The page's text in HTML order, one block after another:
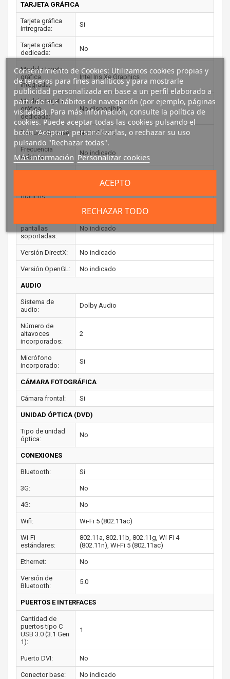
TARJETA GRÁFICA
Tarjeta gráfica
intregrada:
Si
Tarjeta gráfica
dedicada:
No
Modelo tarjeta
gráfica
integrada:
Intel Iris Xe Graphics
Modelo tarjeta
gráfica
dedicada:
No disponible
Frecuencia base: No indicado
Frecuencia
máxima:
No indicado
gráficos
pantallas
soportadas:
No indicado
Versión DirectX: No indicado
Versión OpenGL: No indicado
AUDIO
Sistema de
audio:
Dolby Audio
Número de
altavoces
incorporados:
2
Micrófono
incorporado:
Si
CÁMARA FOTOGRÁFICA
Cámara frontal: Si
UNIDAD ÓPTICA (DVD)
Tipo de unidad
óptica:
No
CONEXIONES
Bluetooth: Si
3G: No
4G: No
Wifi: Wi-Fi 5 (802.11ac)
Wi-Fi
estándares:
802.11a, 802.11b, 802.11g, Wi-Fi 4
(802.11n), Wi-Fi 5 (802.11ac)
Ethernet: No
Versión de
Bluetooth:
5.0
PUERTOS E INTERFACES
Cantidad de
puertos tipo C
USB 3.0 (3.1 Gen
1):
1
Puerto DVI: No
Conector base: No indicado
Consentimiento de Cookies: Utilizamos cookies propias y
de terceros para fines analíticos y para mostrarle
publicidad personalizada en base a un perfil elaborado a
partir de sus hábitos de navegación (por ejemplo, páginas
visitadas). Para más información, consulte la política de
cookies. Puede aceptar todas las cookies pulsando el
botón “Aceptar”, personalizarlas, o rechazar su uso
pulsando "Rechazar todas".
Más información Personalizar cookies
RECHAZAR TODO
ACEPTO